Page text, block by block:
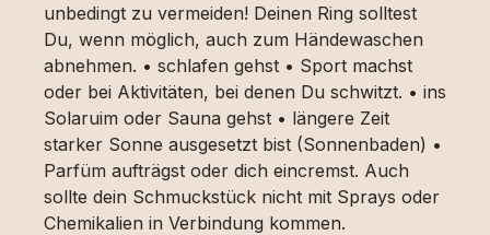
unbedingt zu vermeiden! Deinen Ring solltest
Du, wenn möglich, auch zum Händewaschen
abnehmen. • schlafen gehst • Sport machst
oder bei Aktivitäten, bei denen Du schwitzt. • ins
Solaruim oder Sauna gehst • längere Zeit
starker Sonne ausgesetzt bist (Sonnenbaden) •
Parfüm aufträgst oder dich eincremst. Auch
sollte dein Schmuckstück nicht mit Sprays oder
Chemikalien in Verbindung kommen.